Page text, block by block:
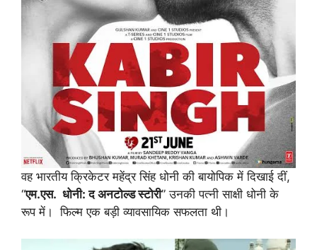
वह भारतीय क्रिकेटर महेंद्र सिंह धोनी की बायोपिक में दिखाई दीं,
“एम.एस. धोनी: द अनटोल्ड स्टोरी” उनकी पत्नी साक्षी धोनी के
रूप में। फिल्म एक बड़ी व्यावसायिक सफलता थी।